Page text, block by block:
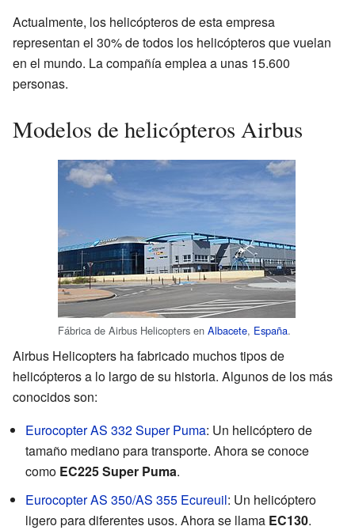
Actualmente, los helicópteros de esta empresa
representan el 30% de todos los helicópteros que vuelan
en el mundo. La compañía emplea a unas 15.600
personas.
Modelos de helicópteros Airbus
Fábrica de Airbus Helicopters en Albacete, España.
Airbus Helicopters ha fabricado muchos tipos de
helicópteros a lo largo de su historia. Algunos de los más
conocidos son:
Eurocopter AS 332 Super Puma: Un helicóptero de
tamaño mediano para transporte. Ahora se conoce
como EC225 Super Puma.
Eurocopter AS 350/AS 355 Ecureuil: Un helicóptero
ligero para diferentes usos. Ahora se llama EC130.